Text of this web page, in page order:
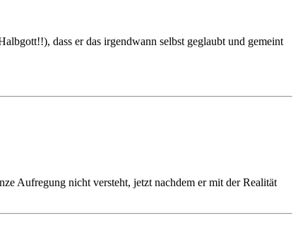
dass er das irgendwann selbst geglaubt und gemeint
Aufregung nicht versteht, jetzt nachdem er mit der Realität